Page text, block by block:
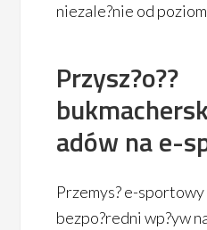
niezale?nie od
Przysz?o??
adów na e-
Przemys? e-
bezpo?redni wp?yw